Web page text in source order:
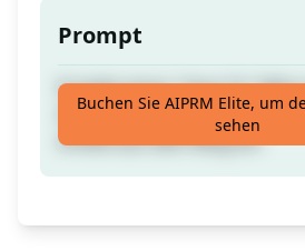
Prompt
Erstelle einen "How To"
Abschnitt und füge einen
Artikel aus dem Blog ein
Buchen Sie AIPRM Elite, um
sehen